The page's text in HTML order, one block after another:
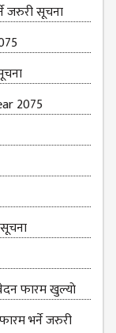
जरुरी सूचना
2075
फारम खुल्याे
भर्ने जरुरी